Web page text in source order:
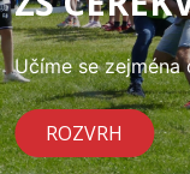
Učíme se
ROZVRH